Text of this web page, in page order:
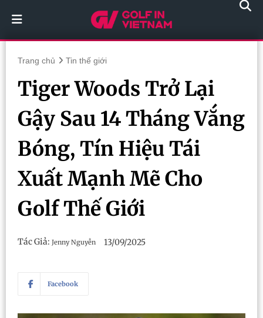
Trang chủ Tin thế giới
Tiger Woods Trở Lại
Gậy Sau 14 Tháng Vắng
Bóng, Tín Hiệu Tái
Xuất Mạnh Mẽ Cho
Golf Thế Giới
Tác Giả: Jenny Nguyễn 13/09/2025
Facebook